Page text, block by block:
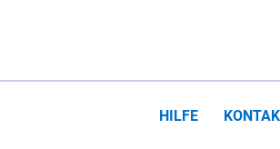
HILFE